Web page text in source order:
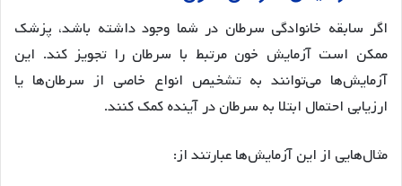
اگر سابقه خانوادگی سرطان در شما وجود داشته باشد، پزشک
ممکن است آزمایش خون مرتبط با سرطان را تجویز کند. این
آزمایش‌ها می‌توانند به تشخیص انواع خاصی از سرطان‌ها یا
ارزیابی احتمال ابتلا به سرطان در آینده کمک کنند.
مثال‌هایی از این آزمایش‌ها عبارتند از: